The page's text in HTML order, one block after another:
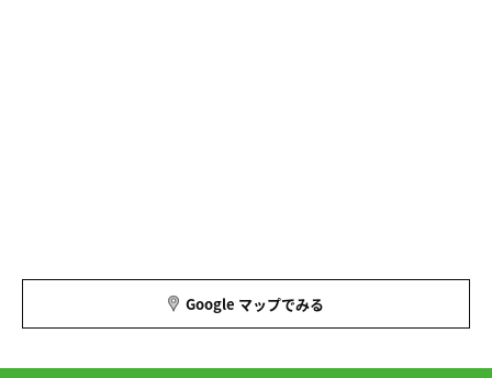
Google マップでみる